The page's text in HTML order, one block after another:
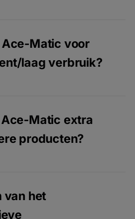
Ace-Matic voor
laag verbruik?
van 1 op 10. Dankzij de
de Calenta Ace-Matic
perfect in combinatie
altijd een efficiënte en
wordt gegarandeerd.
Matic extra
producten?
tot maximale
hoogste
van het